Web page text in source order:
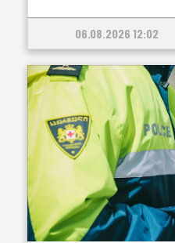
06.08.2026 12:02